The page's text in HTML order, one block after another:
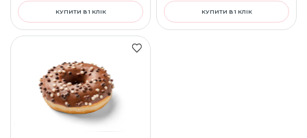
КУПИТИ В 1 КЛІК КУПИТИ В 1 КЛІК